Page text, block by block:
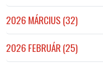
2026 MÁRCIUS (32)
2026 FEBRUÁR (25)